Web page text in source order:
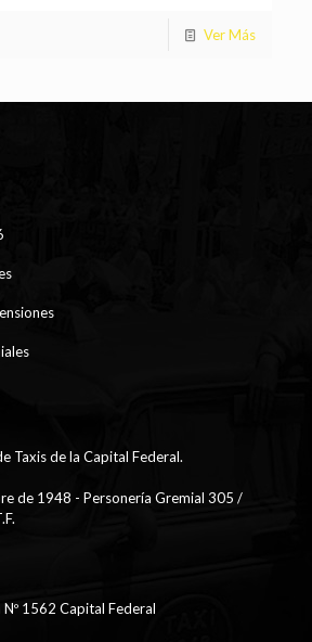
Ver Más
Taxis de la Capital Federal.
de 1948 - Personería Gremial 305 /
Nº 1562 Capital Federal